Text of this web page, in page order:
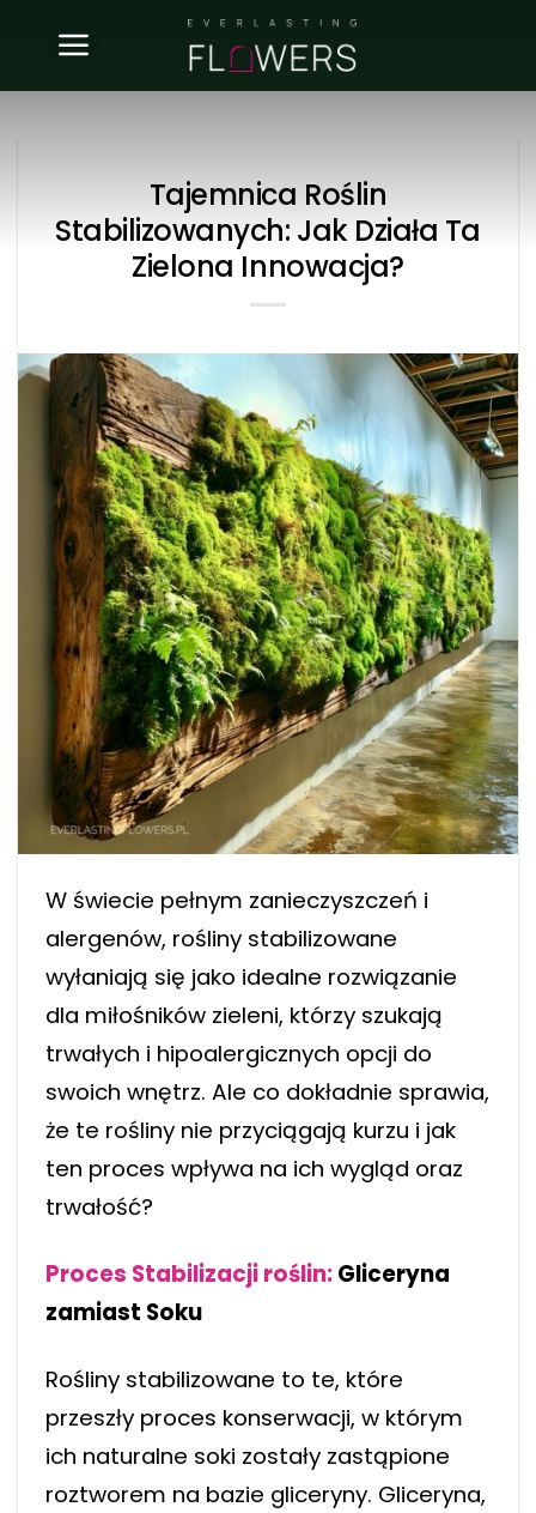
Tajemnica Roślin
Stabilizowanych: Jak Działa Ta
Zielona Innowacja?
W świecie pełnym zanieczyszczeń i
alergenów, rośliny stabilizowane
wyłaniają się jako idealne rozwiązanie
dla miłośników zieleni, którzy szukają
trwałych i hipoalergicznych opcji do
swoich wnętrz. Ale co dokładnie sprawia,
że te rośliny nie przyciągają kurzu i jak
ten proces wpływa na ich wygląd oraz
trwałość?
Proces Stabilizacji roślin:Gliceryna
zamiast Soku
Rośliny stabilizowane to te, które
przeszły proces konserwacji, w którym
ich naturalne soki zostały zastąpione
roztworem na bazie gliceryny. Gliceryna,